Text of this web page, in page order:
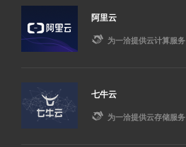
阿里云
 为一洽提供云计算服务
七牛云
 为一洽提供云存储服务